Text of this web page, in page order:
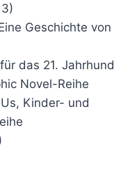
Geschichte
das 21.
Novel-Reihe
Kinder- und